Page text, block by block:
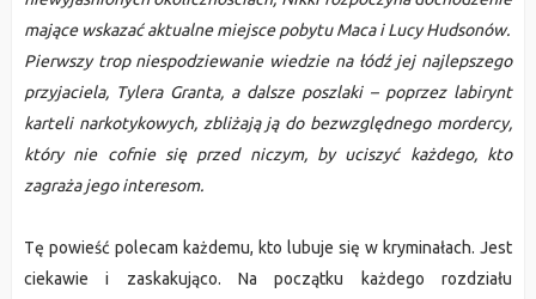
mające wskazać aktualne miejsce pobytu Maca i Lucy Hudsonów.
Pierwszy trop niespodziewanie wiedzie na łódź jej najlepszego
przyjaciela, Tylera Granta, a dalsze poszlaki – poprzez labirynt
karteli narkotykowych, zbliżają ją do bezwzględnego mordercy,
który nie cofnie się przed niczym, by uciszyć każdego, kto
zagraża jego interesom.
Tę powieść polecam każdemu, kto lubuje się w kryminałach. Jest
ciekawie i zaskakująco. Na początku każdego rozdziału